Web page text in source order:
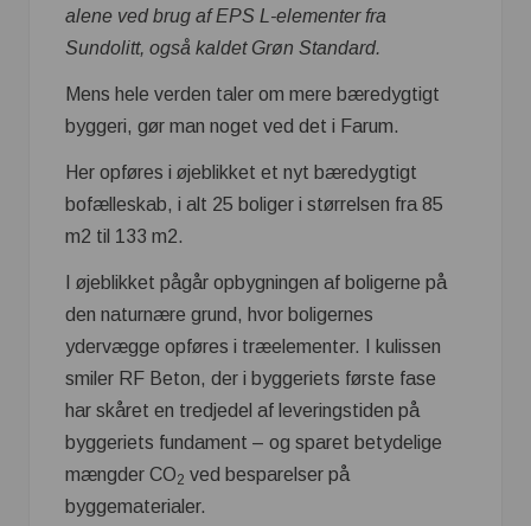
alene ved brug af EPS L-elementer fra
Sundolitt, også kaldet Grøn Standard.
Mens hele verden taler om mere bæredygtigt
byggeri, gør man noget ved det i Farum.
Her opføres i øjeblikket et nyt bæredygtigt
bofælleskab, i alt 25 boliger i størrelsen fra 85
m2 til 133 m2.
I øjeblikket pågår opbygningen af boligerne på
den naturnære grund, hvor boligernes
ydervægge opføres i træelementer. I kulissen
smiler RF Beton, der i byggeriets første fase
har skåret en tredjedel af leveringstiden på
byggeriets fundament – og sparet betydelige
mængder CO2 ved besparelser på
byggematerialer.